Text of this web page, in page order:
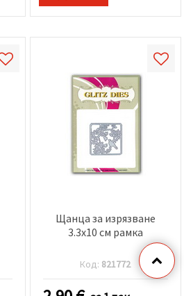
Щанца за изрязване
3.3x10 см рамка
Код: 821772